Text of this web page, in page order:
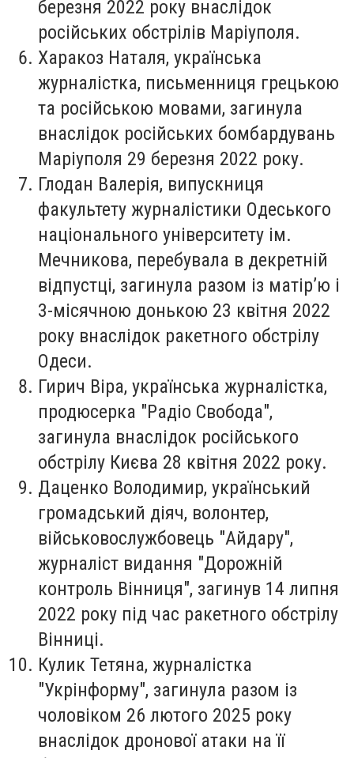
березня 2022 року внаслідок
російських обстрілів Маріуполя.
Харакоз Наталя, українська
журналістка, письменниця грецькою
та російською мовами, загинула
внаслідок російських бомбардувань
Маріуполя 29 березня 2022 року.
Глодан Валерія, випускниця
факультету журналістики Одеського
національного університету ім.
Мечникова, перебувала в декретній
відпустці, загинула разом із матір’ю і
3-місячною донькою 23 квітня 2022
року внаслідок ракетного обстрілу
Одеси.
Гирич Віра, українська журналістка,
продюсерка "Радіо Свобода",
загинула внаслідок російського
обстрілу Києва 28 квітня 2022 року.
Даценко Володимир, український
громадський діяч, волонтер,
військовослужбовець "Айдару",
журналіст видання "Дорожній
контроль Вінниця", загинув 14 липня
2022 року під час ракетного обстрілу
Вінниці.
Кулик Тетяна, журналістка
"Укрінформу", загинула разом із
чоловіком 26 лютого 2025 року
внаслідок дронової атаки на її